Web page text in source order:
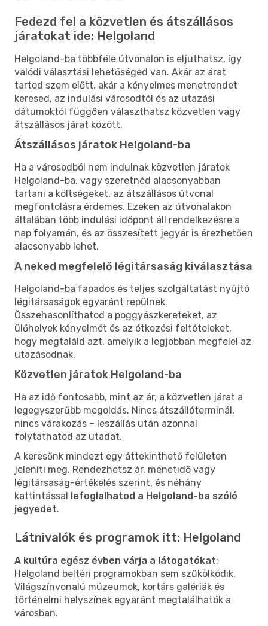
Fedezd fel a közvetlen és átszállásos
járatokat ide: Helgoland
Helgoland-ba többféle útvonalon is eljuthatsz, így
valódi választási lehetőséged van. Akár az árat
tartod szem előtt, akár a kényelmes menetrendet
keresed, az indulási városodtól és az utazási
dátumoktól függően választhatsz közvetlen vagy
átszállásos járat között.
Átszállásos járatok Helgoland-ba
Ha a városodból nem indulnak közvetlen járatok
Helgoland-ba, vagy szeretnéd alacsonyabban
tartani a költségeket, az átszállásos útvonal
megfontolásra érdemes. Ezeken az útvonalakon
általában több indulási időpont áll rendelkezésre a
nap folyamán, és az összesített jegyár is érezhetően
alacsonyabb lehet.
A neked megfelelő légitársaság kiválasztása
Helgoland-ba fapados és teljes szolgáltatást nyújtó
légitársaságok egyaránt repülnek.
Összehasonlíthatod a poggyászkereteket, az
ülőhelyek kényelmét és az étkezési feltételeket,
hogy megtaláld azt, amelyik a legjobban megfelel az
utazásodnak.
Közvetlen járatok Helgoland-ba
Ha az idő fontosabb, mint az ár, a közvetlen járat a
legegyszerűbb megoldás. Nincs átszállóterminál,
nincs várakozás – leszállás után azonnal
folytathatod az utadat.
A keresőnk mindezt egy áttekinthető felületen
jeleníti meg. Rendezhetsz ár, menetidő vagy
légitársaság-értékelés szerint, és néhány
kattintással lefoglalhatod a Helgoland-ba szóló
jegyedet.
Látnivalók és programok itt: Helgoland
A kultúra egész évben várja a látogatókat:
Helgoland beltéri programokban sem szűkölködik.
Világszínvonalú múzeumok, kortárs galériák és
történelmi helyszínek egyaránt megtalálhatók a
városban.